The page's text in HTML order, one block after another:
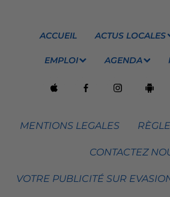
ACCUEIL ACTUS LOCALES
EMPLOI AGENDA
MENTIONS LEGALES
CONTACTEZ
VOTRE PUBLICITÉ SUR